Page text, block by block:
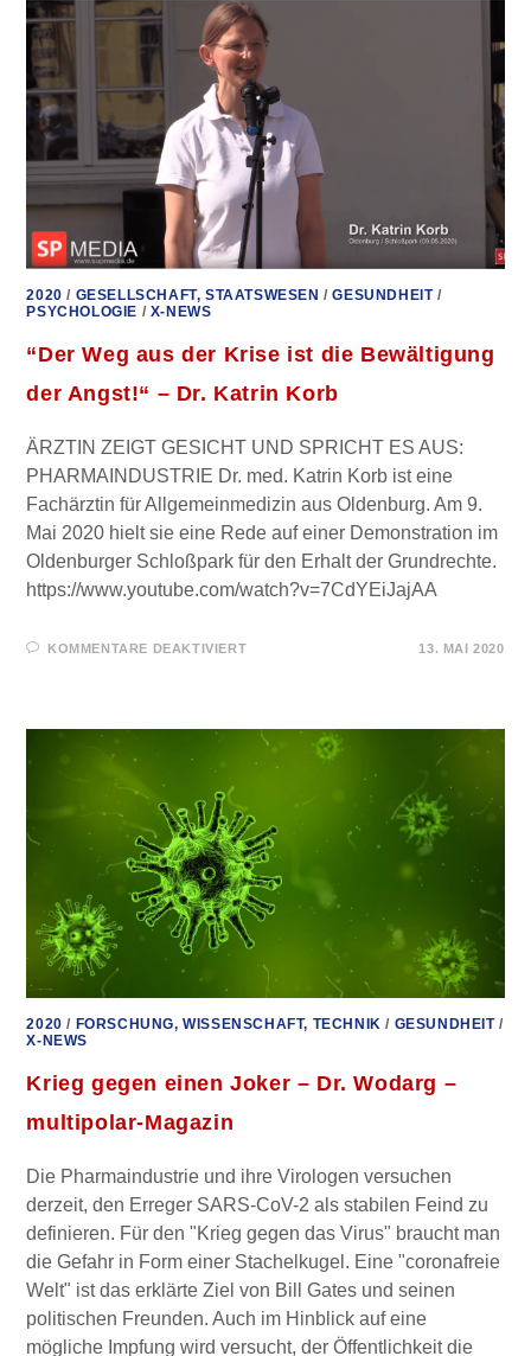
CHRISTIAN
KREISS
2020 / GESELLSCHAFT, STAATSWESEN /GESUNDHEIT/
PSYCHOLOGIE / X-NEWS
“Der Weg aus der Krise ist die Bewältigung
der Angst!“ – Dr. Katrin Korb
ÄRZTIN ZEIGT GESICHT UND SPRICHT ES AUS:
PHARMAINDUSTRIE Dr. med. Katrin Korb ist eine
Fachärztin für Allgemeinmedizin aus Oldenburg. Am 9.
Mai 2020 hielt sie eine Rede auf einer Demonstration im
Oldenburger Schloßpark für den Erhalt der Grundrechte.
https://www.youtube.com/watch?v=7CdYEiJajAA
KOMMENTARE DEAKTIVIERTFÜR
IST
BEWÄLTIGUNG
–
DR.
KATRIN
KORB
13. MAI 2020
2020 / FORSCHUNG, WISSENSCHAFT, TECHNIK / GESUNDHEIT/
X-NEWS
Krieg gegen einen Joker – Dr. Wodarg –
multipolar-Magazin
Die Pharmaindustrie und ihre Virologen versuchen
derzeit, den Erreger SARS-CoV-2 als stabilen Feind zu
definieren. Für den "Krieg gegen das Virus" braucht man
die Gefahr in Form einer Stachelkugel. Eine "coronafreie
Welt" ist das erklärte Ziel von Bill Gates und seinen
politischen Freunden. Auch im Hinblick auf eine
mögliche Impfung wird versucht, der Öffentlichkeit die